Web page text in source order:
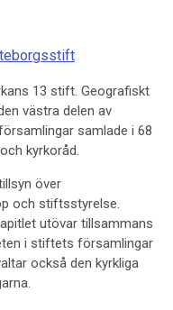
13 stift. Geografiskt
västra delen av
samlade i 68
kyrkoråd.
över
och stiftsstyrelse.
utövar tillsammans
i stiftets församlingar
också den kyrkliga